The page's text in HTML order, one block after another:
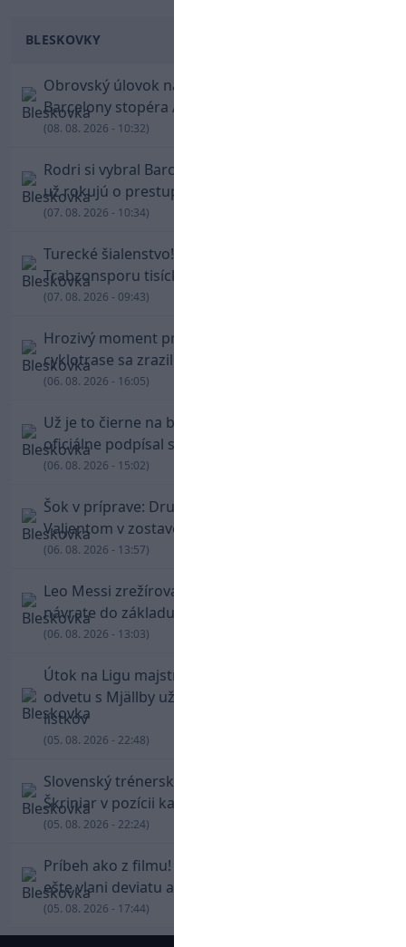
BLESKOVKY
Obrovský úlovok na Anfielde: Liverpool získal z
Barcelony stopéra Arauja
(08. 08. 2026 - 10:32)
Rodri si vybral Barcelonu a odmietol Real. Kluby
už rokujú o prestupovej čiastke
(07. 08. 2026 - 10:34)
Turecké šialenstvo! Salaha vítali na štadióne
Trabzonsporu tisícky fanúšikov
(07. 08. 2026 - 09:43)
Hrozivý moment pre Zdena Cháru! Na
cyklotrase sa zrazil s bežcom
(06. 08. 2026 - 16:05)
Už je to čierne na bielom: Mohamed Salah
oficiálne podpísal s Trabzonsporom
(06. 08. 2026 - 15:02)
Šok v príprave: Druholigová Mallorca s
Valjentom v zostave zdolala PSG
(06. 08. 2026 - 13:57)
Leo Messi zrežíroval obrat Interu Miami, pri
návrate do základu strelil dva góly
(06. 08. 2026 - 13:03)
Útok na Ligu majstrov láka! Slovan hlási na
odvetu s Mjällby už viac ako 13-tisíc predaných
lístkov
(05. 08. 2026 - 22:48)
Slovenský trénerský súboj pre Borbélyho,
Škriniar v pozícii kapitána potiahol Fenerbahce
(05. 08. 2026 - 22:24)
Príbeh ako z filmu! Hrdina Slovana Kianga hral
ešte vlani deviatu anglickú ligu
(05. 08. 2026 - 17:44)